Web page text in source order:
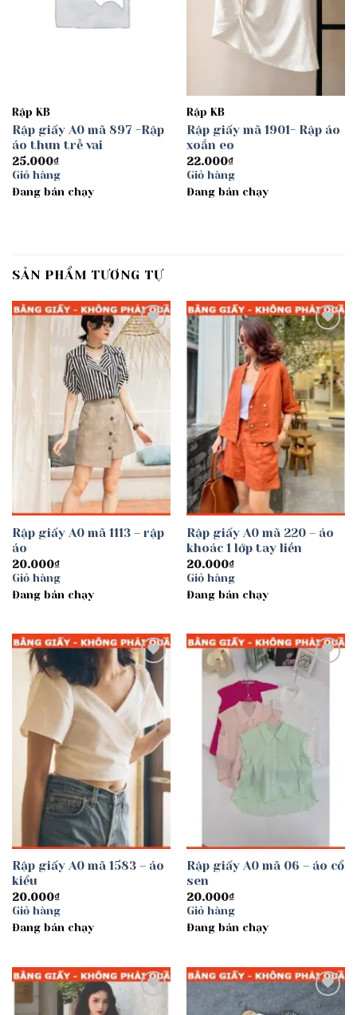
Rập KB
Rập giấy A0 mã 897 -Rập
áo thun trễ vai
25.000₫
Giỏ hàng
Đang bán chạy
Rập KB
Rập giấy mã 1901- Rập áo
xoắn eo
22.000₫
Giỏ hàng
Đang bán chạy
SẢN PHẨM TƯƠNG TỰ
Add to
wishlist
Rập giấy A0 mã 1113 – rập
áo
20.000₫
Giỏ hàng
Đang bán chạy
Add to
wishlist
Rập giấy A0 mã 220 – áo
khoác 1 lớp tay liền
20.000₫
Giỏ hàng
Đang bán chạy
Add to
wishlist
Rập giấy A0 mã 1583 – áo
kiểu
20.000₫
Giỏ hàng
Đang bán chạy
Add to
Rập giấy A0 mã 06 – áo cổ
sen
20.000₫
Giỏ hàng
Đang bán chạy